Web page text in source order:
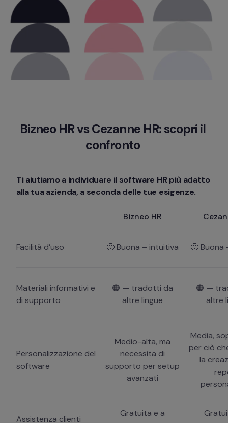
Bizneo HR vs Cezanne HR: scopri il
confronto
Ti aiutiamo a individuare il software HR più adatto
alla tua azienda, a seconda delle tue esigenze.
Bizneo HR
Facilità d’uso 🙂 Buona – intuitiva 🙂 Buona
Materiali informativi e
di supporto
🟠 — tradotti da
altre lingue
🟠 —
altre
Personalizzazione del
software
Medio-alta, ma
necessita di
supporto per setup
avanzati
Media,
per ciò
la
Assistenza clienti
Gratuita e a